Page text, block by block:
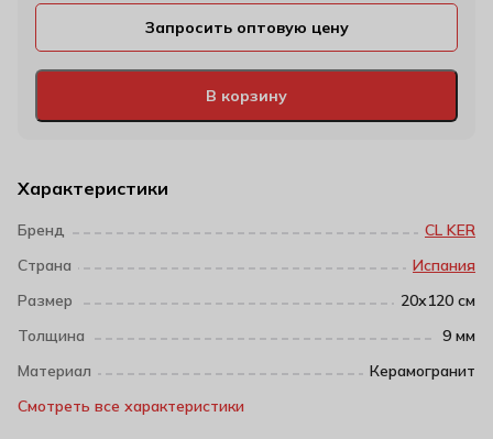
Характеристики
Бренд
CL KER
Страна
Испания
Размер
20х120 см
Толщина
9 мм
Материал
Керамогранит
Смотреть все характеристики
В корзину
Запросить оптовую цену